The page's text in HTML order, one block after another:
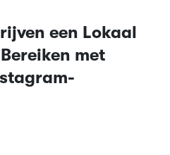
een Lokaal
met